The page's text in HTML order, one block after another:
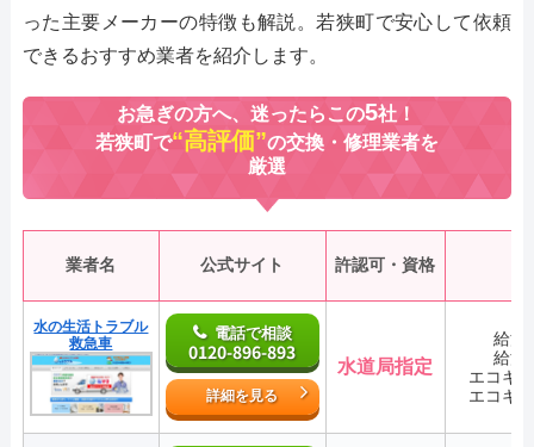
った主要メーカーの特徴も解説。若狭町で安心して依頼
できるおすすめ業者を紹介します。
お急ぎの方へ、迷ったらこの5社！
若狭町で“高評価”の交換・修理業者を
厳選
業者名 公式サイト 許認可・資格
水の生活トラブル
救急車
電話で相談
0120-896-893
詳細を見る
水道局指定
給湯
給湯
エコキ
エコキ